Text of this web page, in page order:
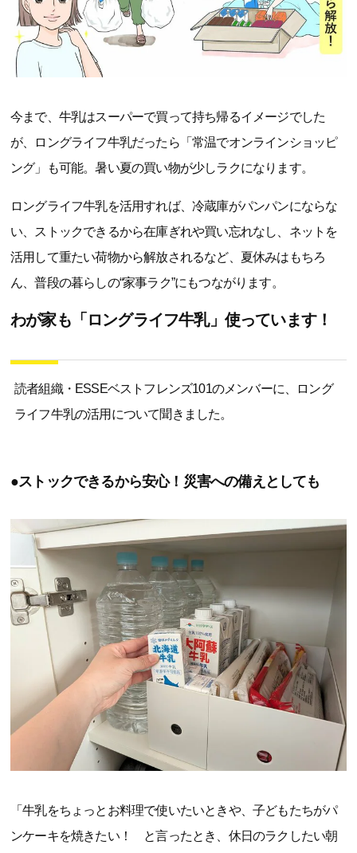
今まで、牛乳はスーパーで買って持ち帰るイメージでした
が、ロングライフ牛乳だったら「常温でオンラインショッピ
ング」も可能。暑い夏の買い物が少しラクになります。
ロングライフ牛乳を活用すれば、冷蔵庫がパンパンにならな
い、ストックできるから在庫ぎれや買い忘れなし、ネットを
活用して重たい荷物から解放されるなど、夏休みはもちろ
ん、普段の暮らしの“家事ラク”にもつながります。
わが家も「ロングライフ牛乳」使っています！
読者組織・ESSEベストフレンズ101のメンバーに、ロング
ライフ牛乳の活用について聞きました。
●ストックできるから安心！災害への備えとしても
「牛乳をちょっとお料理で使いたいときや、子どもたちがパ
ンケーキを焼きたい！ と言ったとき、休日のラクしたい朝